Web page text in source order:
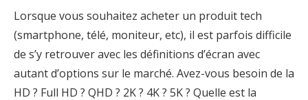
Lorsque vous souhaitez acheter un produit tech
(smartphone, télé, moniteur, etc), il est parfois difficile
de s’y retrouver avec les définitions d’écran avec
autant d’options sur le marché. Avez-vous besoin de la
HD ? Full HD ? QHD ? 2K ? 4K ? 5K ? Quelle est la